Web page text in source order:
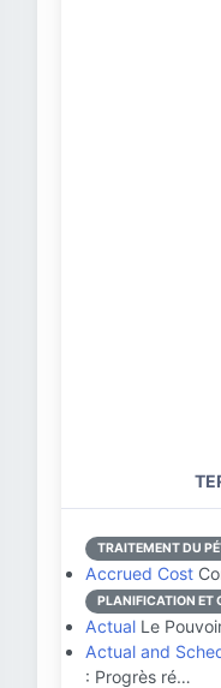
TRAITEMENT DU
Accrued Cost
PLANIFICATION ET
Actual Le
Actual and
: Progrès ré…